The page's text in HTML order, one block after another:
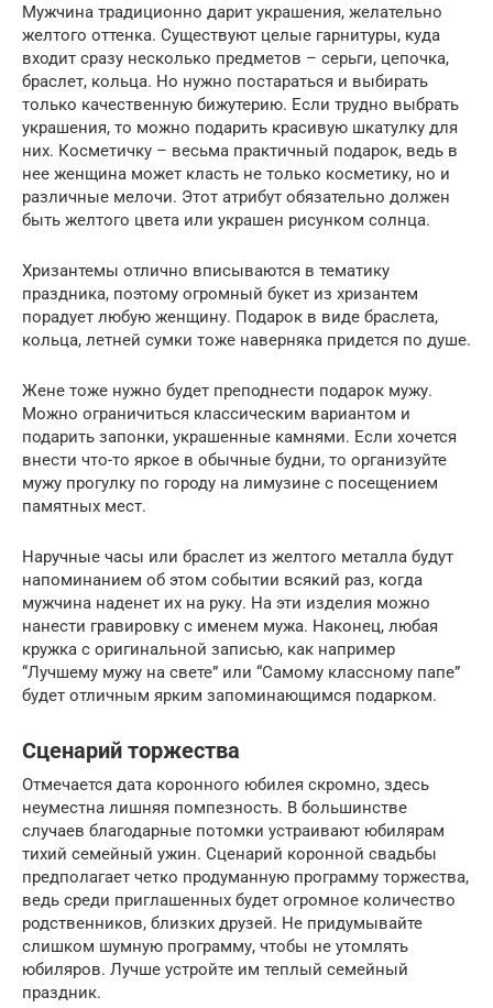
Мужчина традиционно дарит украшения, желательно
желтого оттенка. Существуют целые гарнитуры, куда
входит сразу несколько предметов – серьги, цепочка,
браслет, кольца. Но нужно постараться и выбирать
только качественную бижутерию. Если трудно выбрать
украшения, то можно подарить красивую шкатулку для
них. Косметичку – весьма практичный подарок, ведь в
нее женщина может класть не только косметику, но и
различные мелочи. Этот атрибут обязательно должен
быть желтого цвета или украшен рисунком солнца.
Хризантемы отлично вписываются в тематику
праздника, поэтому огромный букет из хризантем
порадует любую женщину. Подарок в виде браслета,
кольца, летней сумки тоже наверняка придется по душе.
Жене тоже нужно будет преподнести подарок мужу.
Можно ограничиться классическим вариантом и
подарить запонки, украшенные камнями. Если хочется
внести что-то яркое в обычные будни, то организуйте
мужу прогулку по городу на лимузине с посещением
памятных мест.
Наручные часы или браслет из желтого металла будут
напоминанием об этом событии всякий раз, когда
мужчина наденет их на руку. На эти изделия можно
нанести гравировку с именем мужа. Наконец, любая
кружка с оригинальной записью, как например
“Лучшему мужу на свете” или “Самому классному папе”
будет отличным ярким запоминающимся подарком.
Сценарий торжества
Отмечается дата коронного юбилея скромно, здесь
неуместна лишняя помпезность. В большинстве
случаев благодарные потомки устраивают юбилярам
тихий семейный ужин. Сценарий коронной свадьбы
предполагает четко продуманную программу торжества,
ведь среди приглашенных будет огромное количество
родственников, близких друзей. Не придумывайте
слишком шумную программу, чтобы не утомлять
юбиляров. Лучше устройте им теплый семейный
праздник.